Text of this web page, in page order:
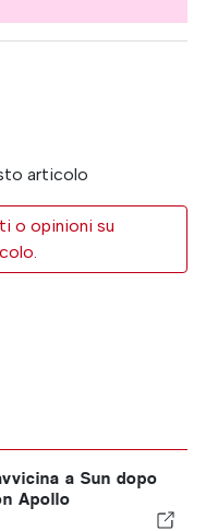
articolo
o opinioni su
a Sun dopo
Apollo